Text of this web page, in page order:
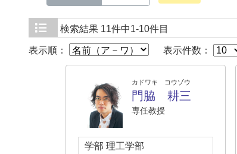
検索結果 11件中1-10件目
表示順： 表示件数：
カドワキ コウゾウ
門脇 耕三
専任教授
学部 理工学部